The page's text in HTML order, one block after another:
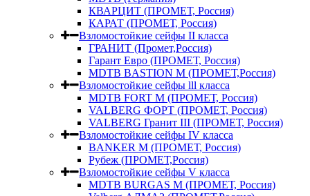
КВАРЦИТ (ПРОМЕТ, Россия)
КАРАТ (ПРОМЕТ, Россия)
Взломостойкие сейфы II класса
ГРАНИТ (Промет,Россия)
Гарант Евро (ПРОМЕТ, Россия)
MDTB BASTION M (ПРОМЕТ,Россия)
Взломостойкие сейфы lll класса
MDTB FORT M (ПРОМЕТ, Россия)
VALBERG ФОРТ (ПРОМЕТ, Россия)
VALBERG Гранит III (ПРОМЕТ, Россия)
Взломостойкие сейфы IV класса
BANKER M (ПРОМЕТ, Россия)
Рубеж (ПРОМЕТ,Россия)
Взломостойкие сейфы V класса
MDTB BURGAS M (ПРОМЕТ, Россия)